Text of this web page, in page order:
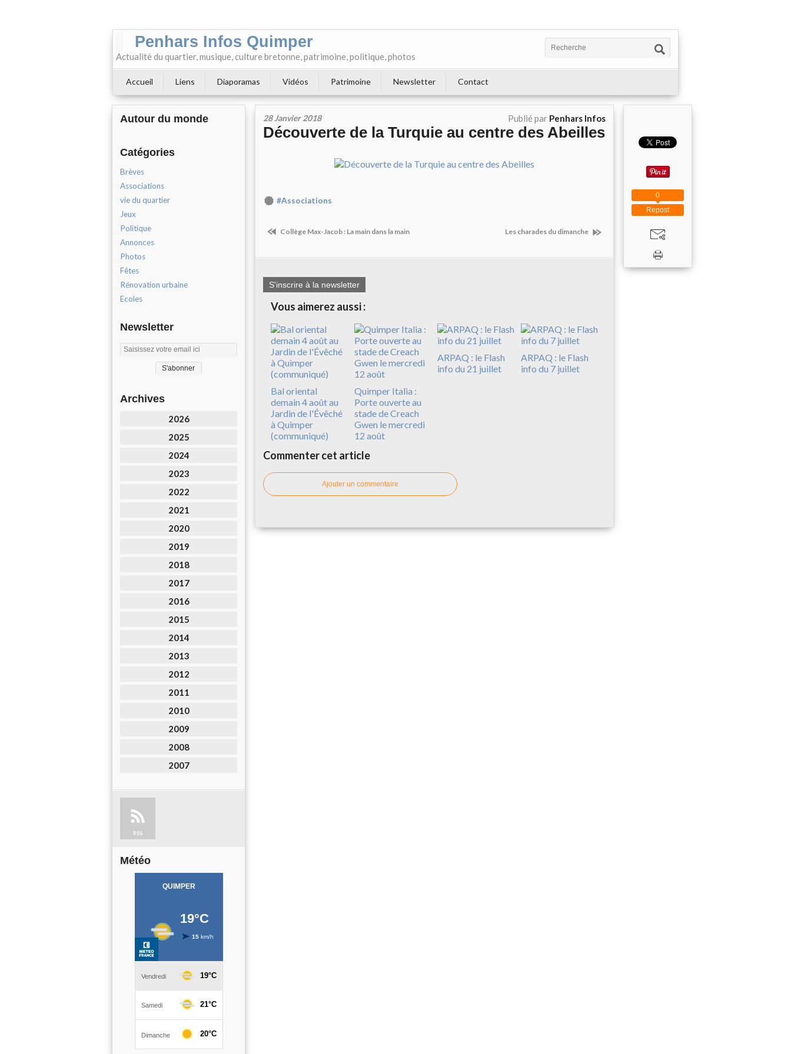
Penhars Infos Quimper
Actualité du quartier, musique, culture bretonne, patrimoine, politique, photos
Accueil Liens Diaporamas Vidéos Patrimoine Newsletter Contact
Autour du monde
Catégories
Brèves
Associations
vie du quartier
Jeux
Politique
Annonces
Photos
Fêtes
Rénovation urbaine
Ecoles
Newsletter
Archives
2026
2025
2024
2023
2022
2021
2020
2019
2018
2017
2016
2015
2014
2013
2012
2011
2010
2009
2008
2007
RSS
Météo
28 Janvier 2018 Publié par Penhars Infos
Découverte de la Turquie au centre des Abeilles
#Associations
Collège Max-Jacob : La main dans la main Les charades du dimanche
S'inscrire à la newsletter
Vous aimerez aussi :
Bal oriental
demain 4 août au
Jardin de l'Évêché
à Quimper
(communiqué)
Quimper Italia :
Porte ouverte au
stade de Creach
Gwen le mercredi
12 août
ARPAQ : le Flash
info du 21 juillet
ARPAQ : le Flash
info du 7 juillet
Commenter cet article
Ajouter un commentaire
Repost
0